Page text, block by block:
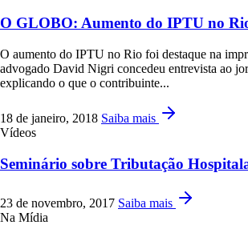
O GLOBO: Aumento do IPTU no
O aumento do IPTU no Rio foi destaque na
advogado David Nigri concedeu entrevista ao
explicando o que o contribuinte...
18 de janeiro, 2018 Saiba mais
Vídeos
Seminário sobre Tributação
23 de novembro, 2017 Saiba mais
Na Mídia